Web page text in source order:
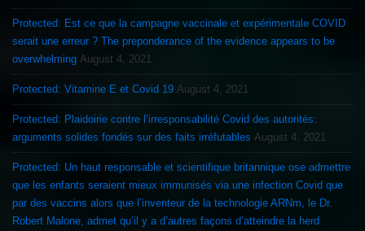
Protected: Est ce que la campagne vaccinale et expérimentale COVID
serait une erreur ? The preponderance of the evidence appears to be
overwhelming August 4, 2021
Protected: Vitamine E et Covid 19 August 4, 2021
Protected: Plaidoirie contre l’irresponsabilité Covid des autorités:
arguments solides fondés sur des faits irréfutables August 4, 2021
Protected: Un haut responsable et scientifique britannique ose admettre
que les enfants seraient mieux immunisés via une infection Covid que
par des vaccins alors que l’inventeur de la technologie ARNm, le Dr.
Robert Malone, admet qu’il y a d’autres façons d’atteindre la herd